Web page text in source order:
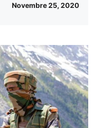
Novembre 25, 2020